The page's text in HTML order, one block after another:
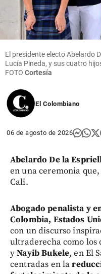
El presidente electo Abelardo
Lucía Pineda, y sus cuatro
FOTO Cortesía
El Colombiano
06 de agosto de 2026
Abelardo De la
en una ceremonia
Cali.
Abogado penalista y
Colombia, Estados
con un discurso
ultraderecha como los
yNayib Bukele, en El
centradas en la